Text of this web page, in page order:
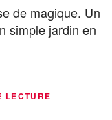
de magique. Un
simple jardin en
LECTURE